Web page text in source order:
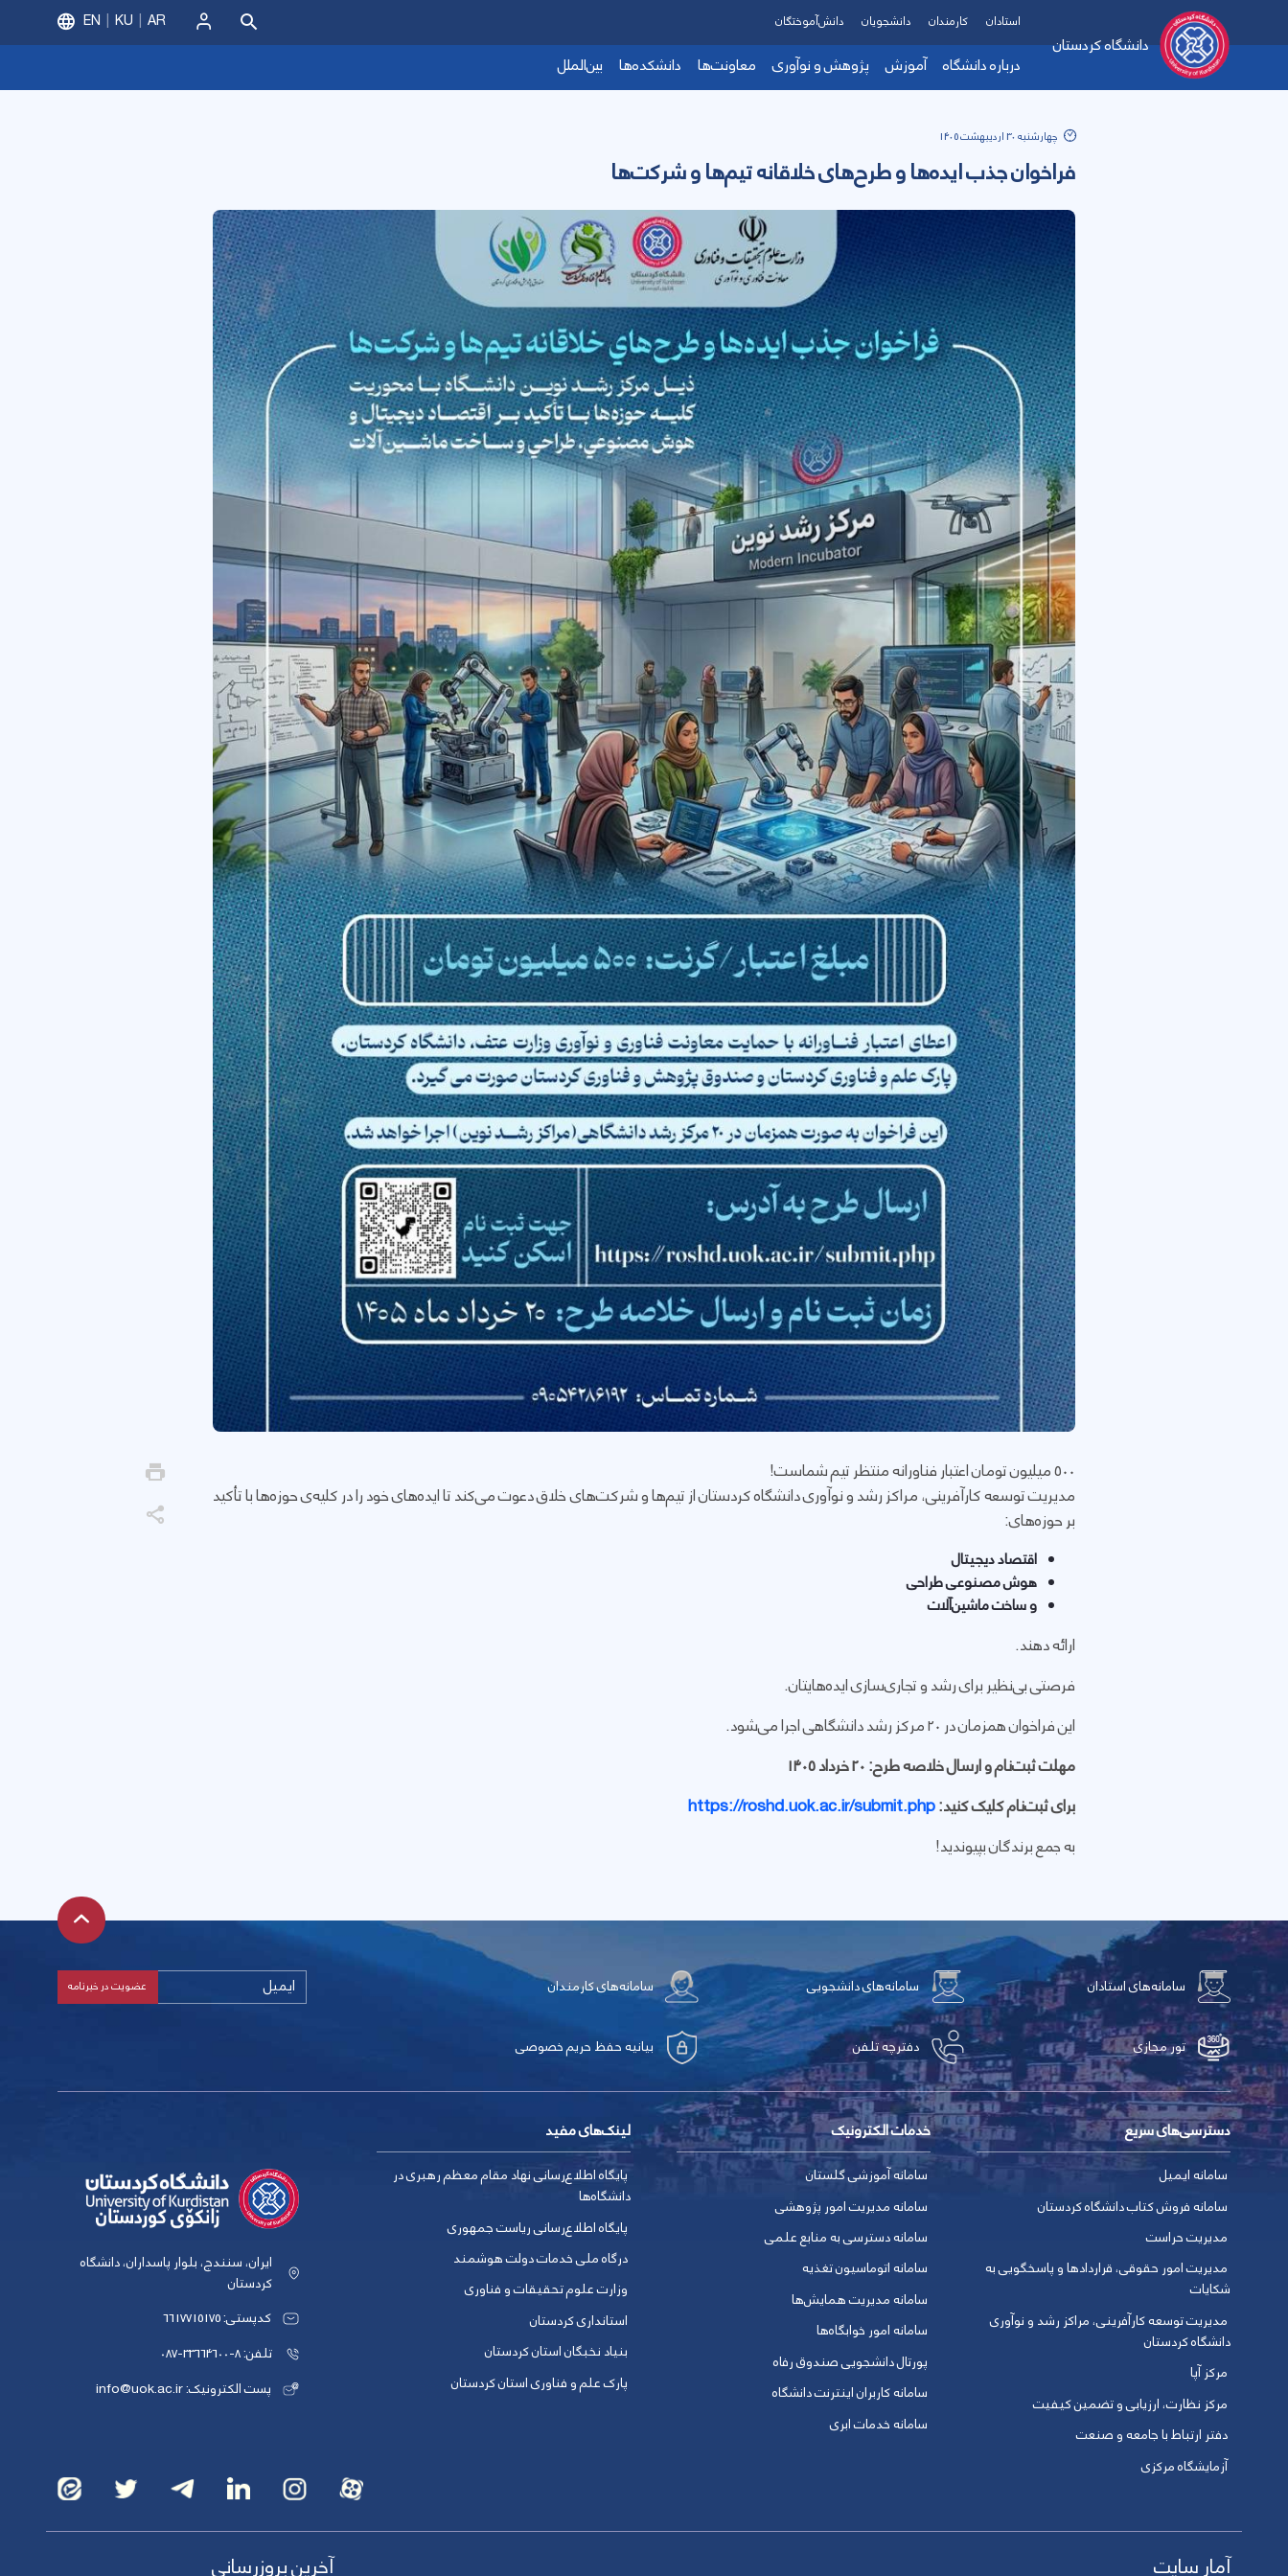
دانشگاه کردستان
درباره دانشگاه آموزش پژوهش و نوآوری معاونت‌ها دانشکده‌ها بین‌الملل
استادان کارمندان دانشجویان دانش‌آموختگان
ورود
EN KU AR
چهارشنبه 30 اردیبهشت 1405
فراخوان جذب ایده‌ها و طرح‌های خلاقانه تیم‌ها و شرکت‌ها
۵۰۰ میلیون تومان اعتبار فناورانه منتظر تیم شماست!
مدیریت توسعه کارآفرینی، مراکز رشد و نوآوری دانشگاه کردستان از تیم‌ها و شرکت‌های خلاق دعوت می‌کند تا ایده‌های خود را در کلیه‌ی حوزه‌ها با تأکید
بر حوزه‌های:
اقتصاد دیجیتال
هوش مصنوعی​​​​​​​ طراحی
و ساخت ماشین‌آلات
ارائه دهند.
فرصتی بی‌نظیر برای رشد و تجاری‌سازی ایده‌هایتان.
این فراخوان همزمان در ۲۰ مرکز رشد دانشگاهی اجرا می‌شود.
مهلت ثبت‌نام و ارسال خلاصه طرح: 20 خرداد ۱۴۰۵
برای ثبت‌نام کلیک کنید:https://roshd.uok.ac.ir/submit.php
به جمع برندگان بپیوندید!
سامانه‌های استادان سامانه‌های دانشجویی سامانه‌های کارمندان
تور مجازی دفترچه تلفن بیانیه حفظ حریم خصوصی
دسترسی‌های سریع
سامانه ایمیل
سامانه فروش کتاب دانشگاه کردستان
مدیریت حراست
مدیریت امور حقوقی، قراردادها و پاسخگویی به
شکایات
مدیریت توسعه کارآفرینی، مراکز رشد و نوآوری
دانشگاه کردستان
مرکز آپا
مرکز نظارت، ارزیابی و تضمین کیفیت
دفتر ارتباط با جامعه و صنعت
آزمایشگاه مرکزی
خدمات الکترونیک
سامانه آموزشی گلستان
سامانه مدیریت امور پژوهشی
سامانه دسترسی به منابع علمی
سامانه اتوماسیون تغذیه
سامانه مدیریت همایش‌ها
سامانه امور خوابگاه‌ها
پورتال دانشجویی صندوق رفاه
سامانه کاربران اینترنت دانشگاه
سامانه خدمات ابری
لینک‌های مفید
پایگاه اطلاع‌رسانی نهاد مقام معظم رهبری در
دانشگاه‌ها
پایگاه اطلاع‌رسانی ریاست جمهوری
درگاه ملی خدمات دولت هوشمند
وزارت علوم تحقیقات و فناوری
استانداری کردستان
بنیاد نخبگان استان کردستان
پارک علم و فناوری استان کردستان
ایران، سنندج، بلوار پاسداران، دانشگاه
کردستان
کدپستی: 6617715175
تلفن: 8-33664600-087
پست الکترونیک: info@uok.ac.ir
آمار سایت آخرین بروزرسانی